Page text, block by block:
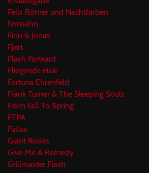
Felix Römer und Nachtfarben
fernsehn
Finn & Jonas
Fjørt
Flash Forward
Fliegende Haie
Fortuna Ehrenfeld
Frank Turner & The Sleeping Souls
From Fall To Spring
FTPA
Fullax
Giant Rooks
Give Me A Remedy
Grillmaster Flash